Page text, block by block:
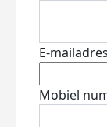
E-
Mobiel